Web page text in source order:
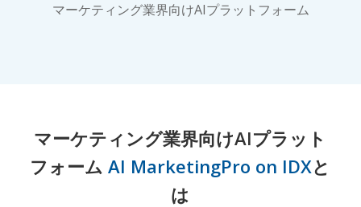
マーケティング業界向けAIプラットフォーム
マーケティング業界向けAIプラット
フォームAI MarketingPro on IDXと
は